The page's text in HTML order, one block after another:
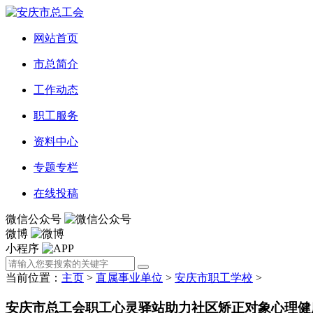
网站首页
市总简介
工作动态
职工服务
资料中心
专题专栏
在线投稿
微信公众号
微博
小程序
当前位置： 主页 > 直属事业单位 > 安庆市职工学校 >
安庆市总工会职工心灵驿站助力社区矫正对象心理